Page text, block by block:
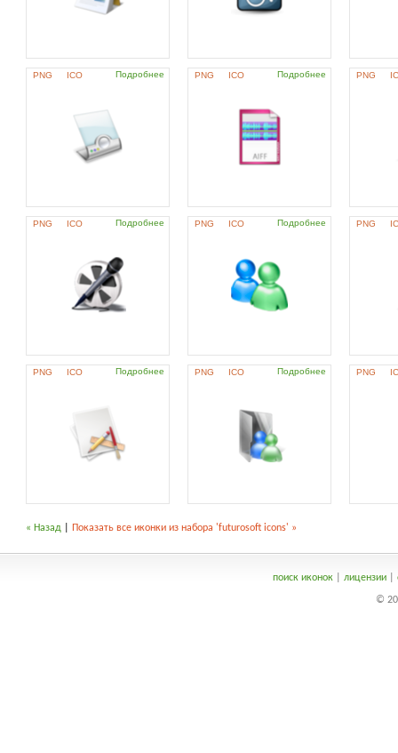
PNG ICO Подробнее PNG ICO Подробнее PNG
PNG ICO Подробнее PNG ICO Подробнее PNG
PNG ICO Подробнее PNG ICO Подробнее PNG
« Назад Показать все иконки из набора 'futurosoft icons' »
поиск иконок| лицензии|
©